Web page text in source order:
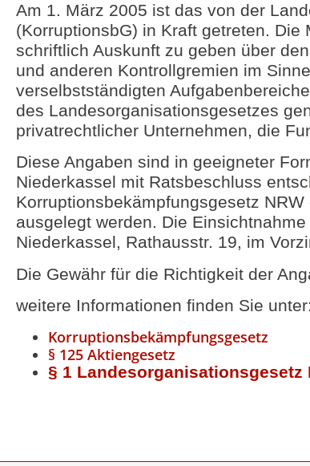
Am 1. März 2005 ist das von der
(KorruptionsbG) in Kraft getreten.
schriftlich Auskunft zu geben über
und anderen Kontrollgremien im
verselbstständigten
des Landesorganisationsgesetzes
privatrechtlicher Unternehmen, die
Diese Angaben sind in geeigneter
Niederkassel mit Ratsbeschluss
Korruptionsbekämpfungsgesetz
ausgelegt werden. Die
Niederkassel, Rathausstr. 19, im
Die Gewähr für die Richtigkeit der
weitere Informationen finden Sie unter:
Korruptionsbekämpfungsgesetz
§ 125 Aktiengesetz
§ 1 Landesorganisationsgesetz